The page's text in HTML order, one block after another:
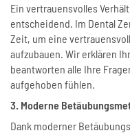
Ein vertrauensvolles
entscheidend. Im Dental
Zeit, um eine
aufzubauen. Wir erklären
beantworten alle Ihre
aufgehoben fühlen.
3. Moderne
Dank moderner